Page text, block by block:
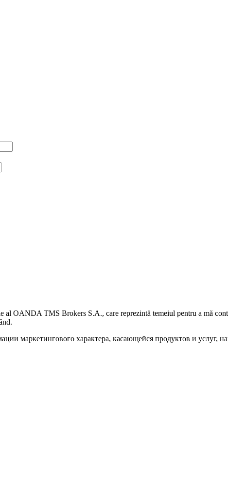
al OANDA TMS Brokers S.A., care reprezintă temeiul pentru a mă
маркетингового характера, касающейся продуктов и услуг,